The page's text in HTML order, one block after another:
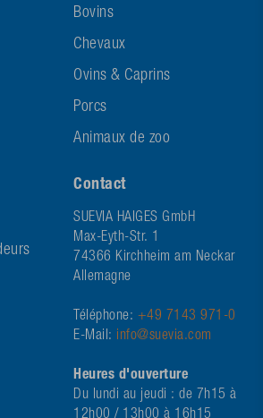
Bovins
Chevaux
Ovins & Caprins
Porcs
Animaux de zoo
Contact
SUEVIA HAIGES GmbH
Max-Eyth-Str. 1
74366 Kirchheim am Neckar
Allemagne
Téléphone: +49 7143 971-0
E-Mail: info@suevia.com
Heures d'ouverture
Du lundi au jeudi : de 7h15 à